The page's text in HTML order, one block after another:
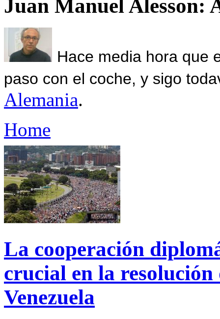
Juan Manuel Alesson:
Hace media hora que
paso con el coche, y sigo
Alemania.
Home
La cooperación
crucial en la
Venezuela